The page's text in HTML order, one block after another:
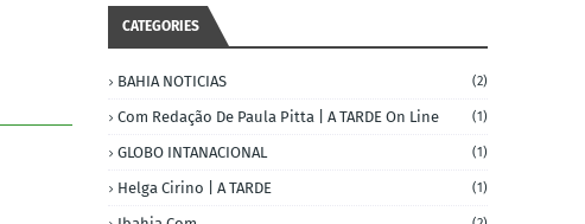
CATEGORIES
BAHIA NOTICIAS (2)
Com Redação De Paula Pitta | A TARDE On Line (1)
GLOBO INTANACIONAL (1)
Helga Cirino | A TARDE (1)